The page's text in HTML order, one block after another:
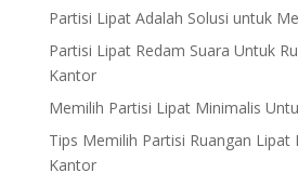
Partisi Lipat Adalah Solusi untuk
Partisi Lipat Redam Suara Untuk
Kantor
Memilih Partisi Lipat Minimalis
Tips Memilih Partisi Ruangan Lipat
Kantor